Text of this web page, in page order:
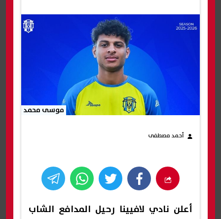
موسى محمد
أحمد مصطفى
أعلن نادي لافيينا رحيل المدافع الشاب